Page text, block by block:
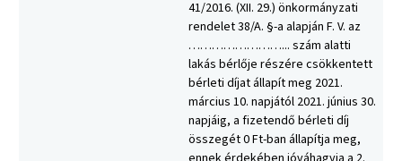
41/2016. (XII. 29.) önkormányzati
rendelet 38/A. §-a alapján F. V. az
……………………... szám alatti
lakás bérlője részére csökkentett
bérleti díjat állapít meg 2021.
március 10. napjától 2021. június 30.
napjáig, a fizetendő bérleti díj
összegét 0 Ft-ban állapítja meg,